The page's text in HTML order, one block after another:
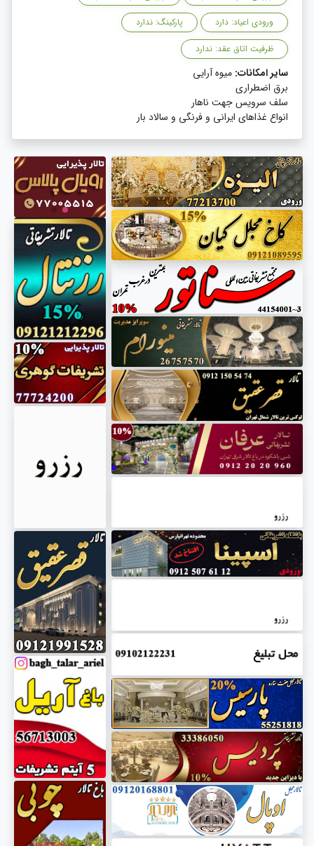
ورودی اعیاد: دارد
پارکینگ: ندارد
ظرفیت اتاق عقد: ندارد
سایر امکانات: میوه آرایی
برق اضطراری
سلف سرویس جهت ناهار
انواع غذاهای ایرانی و فرنگی و سالاد بار